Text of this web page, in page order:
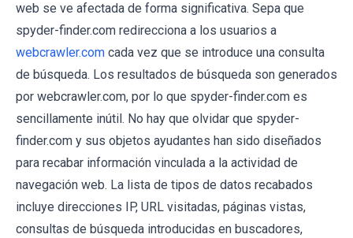
web se ve afectada de forma significativa. Sepa que
spyder-finder.com redirecciona a los usuarios a
webcrawler.com cada vez que se introduce una consulta
de búsqueda. Los resultados de búsqueda son generados
por webcrawler.com, por lo que spyder-finder.com es
sencillamente inútil. No hay que olvidar que spyder-
finder.com y sus objetos ayudantes han sido diseñados
para recabar información vinculada a la actividad de
navegación web. La lista de tipos de datos recabados
incluye direcciones IP, URL visitadas, páginas vistas,
consultas de búsqueda introducidas en buscadores,